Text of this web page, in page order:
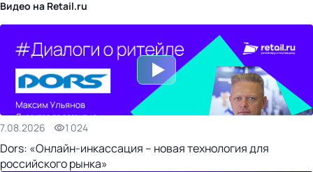
Видео на Retail.ru
7.08.2026 1 024
Dors: «Онлайн-инкассация – новая технология для
российского рынка»